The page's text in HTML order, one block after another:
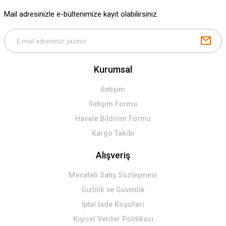
Gönder
Mail adresinizle e-bültenimize kayıt olabilirsiniz.
Kurumsal
İletişim
İletişim Formu
Havale Bildirim Formu
Kargo Takibi
Alışveriş
Mesafeli Satış Sözleşmesi
Gizlilik ve Güvenlik
İptal İade Koşullari
Kişisel Veriler Politikası